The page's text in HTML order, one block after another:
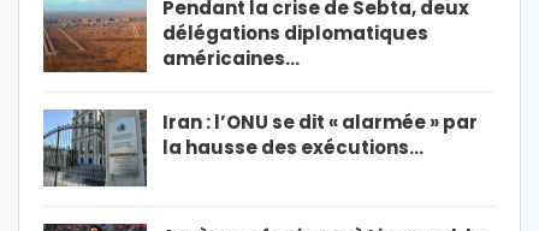
Pendant la crise de Sebta, deux
délégations diplomatiques
américaines…
Iran : l’ONU se dit « alarmée » par
la hausse des exécutions…